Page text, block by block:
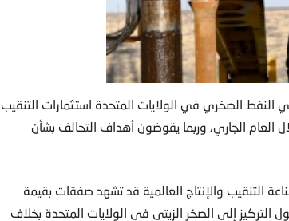
الصخري في الولايات المتحدة استثمارات التنقيب
الجاري، وربما يقوضون أهداف التحالف بشأن
التنقيب والإنتاج العالمية قد تشهد صفقات بقيمة
التركيز إلى الصخر الزيتي في الولايات المتحدة بخلاف